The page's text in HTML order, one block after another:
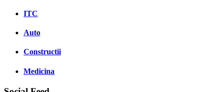
ITC
Auto
Constructii
Medicina